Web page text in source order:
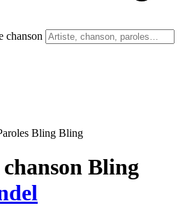
chanson
Bling Bling
Bling